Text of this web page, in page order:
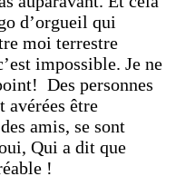
d’orgueil qui
moi terrestre
impossible. Je ne
Des personnes
avérées être
amis, se sont
Qui a dit que
!